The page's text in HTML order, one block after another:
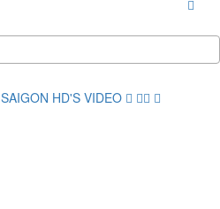
SAIGON HD'S VIDEO